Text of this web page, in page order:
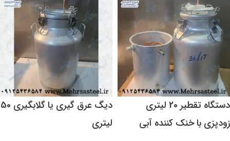
دستگاه تقطیر 20 لیتری
زودپزی با خنک کننده آبی
دیگ عرق گیری یا گلابگیری 50
لیتری